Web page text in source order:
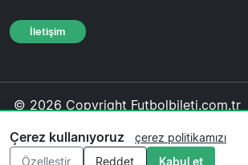
İletişim
© 2026 Copyright Futbolbileti.com.tr
Editoryal politika
Çerez kullanıyoruz
çerez politikamızı
Özelleştir
Reddet Kabul et